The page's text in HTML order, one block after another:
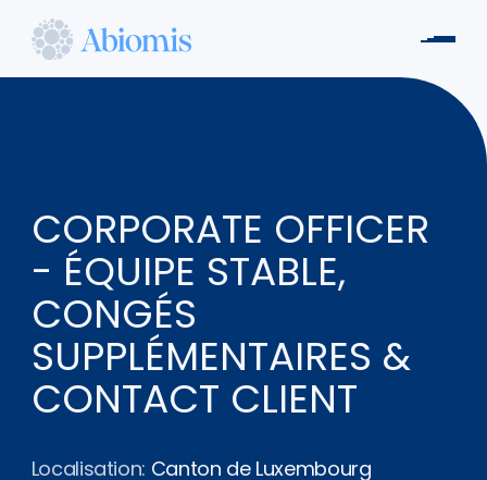
contenu
Abiomis
CORPORATE OFFICER
- ÉQUIPE STABLE,
CONGÉS
SUPPLÉMENTAIRES &
CONTACT CLIENT
Localisation: Canton de Luxembourg